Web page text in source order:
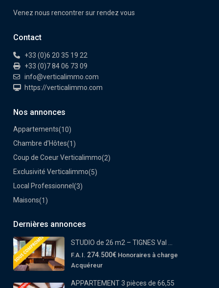
Venez nous rencontrer sur rendez vous
Contact
+33 (0)6 20 35 19 22
+33 (0)7 84 06 73 09
info@verticalimmo.com
https://verticalimmo.com
Nos annonces
Appartements(10)
Chambre d’Hôtes(1)
Coup de Coeur Verticalimmo(2)
Exclusivité Verticalimmo(5)
Local Professionnel (3)
Maisons(1)
Dernières annonces
STUDIO de 26 m2 – TIGNES Val ...
F.A.I. 274.500€ Honoraires à charge
Acquéreur
APPARTEMENT 3 pièces de 66,55